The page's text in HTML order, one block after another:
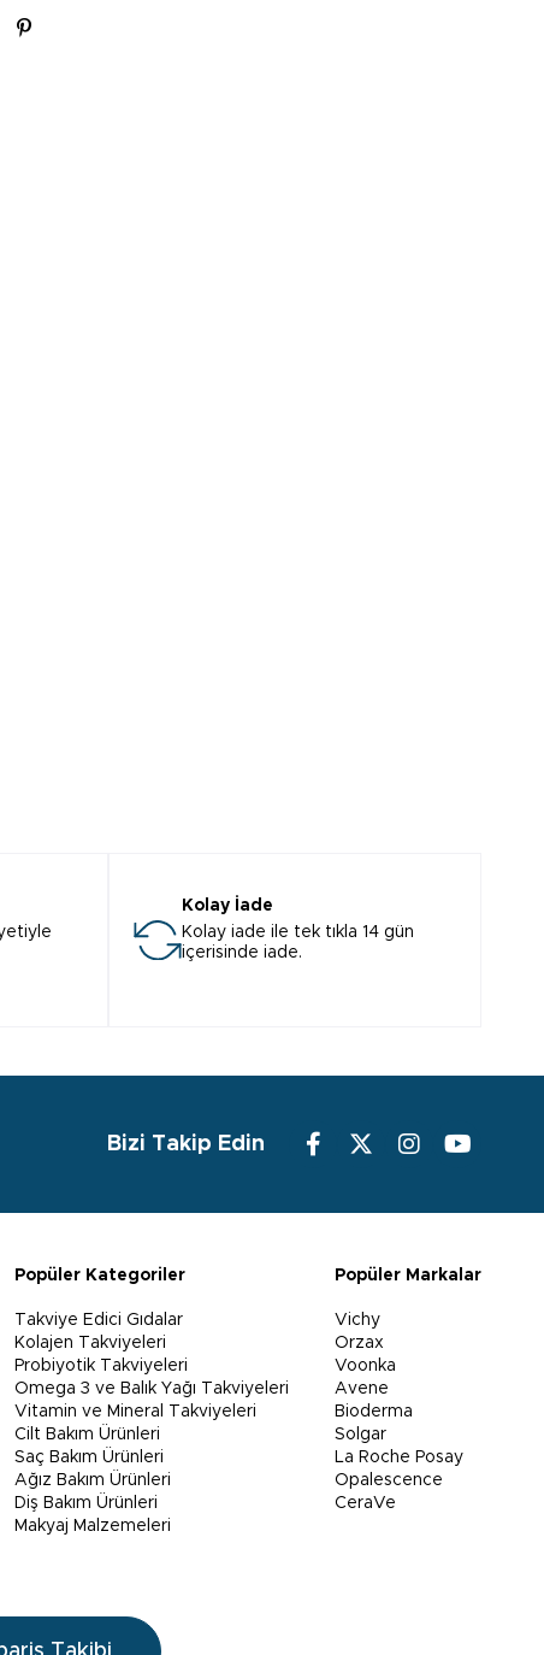
Kolay İade
Kolay iade ile tek tıkla 14 gün
içerisinde iade.
Bizi Takip Edin
Popüler Kategoriler
Takviye Edici Gıdalar
Kolajen Takviyeleri
Probiyotik Takviyeleri
Omega 3 ve Balık Yağı Takviyeleri
Vitamin ve Mineral Takviyeleri
Cilt Bakım Ürünleri
Saç Bakım Ürünleri
Ağız Bakım Ürünleri
Diş Bakım Ürünleri
Makyaj Malzemeleri
Popüler Markalar
Vichy
Orzax
Voonka
Avene
Bioderma
Solgar
La Roche Posay
Opalescence
CeraVe